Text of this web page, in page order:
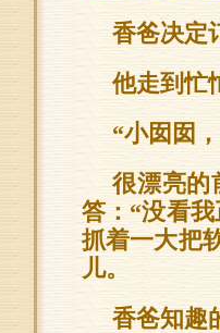
香爸决定
他走到忙
“小囡囡
很漂亮的
答：“没看
抓着一大把
儿。
香爸知趣